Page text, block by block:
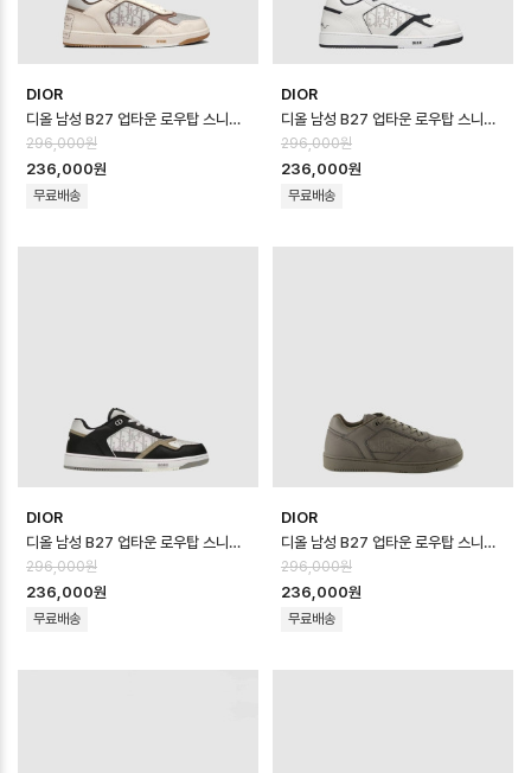
DIOR
디올 남성 B27 업타운 로우탑 스니커즈 - Dior Mens B27 Uptown Low …
296,000원
236,000원
무료배송
DIOR
디올 남성 B27 업타운 로우탑 스니커즈 - Dior Mens B27 Uptown Low …
296,000원
236,000원
무료배송
DIOR
디올 남성 B27 업타운 로우탑 스니커즈 - Dior Mens B27 Uptown Low …
296,000원
236,000원
무료배송
DIOR
디올 남성 B27 업타운 로우탑 스니커즈 - Dior Mens B27 Uptown Low …
296,000원
236,000원
무료배송